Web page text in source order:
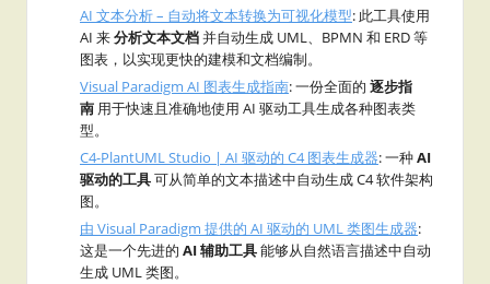
AI 文本分析 – 自动将文本转换为可视化模型: 此工具使用
AI 来分析文本文档并自动生成 UML、BPMN 和 ERD 等
图表，以实现更快的建模和文档编制。
Visual Paradigm AI 图表生成指南: 一份全面的 逐步指
南 用于快速且准确地使用 AI 驱动工具生成各种图表类
型。
C4-PlantUML Studio | AI 驱动的 C4 图表生成器: 一种AI
驱动的工具可从简单的文本描述中自动生成 C4 软件架构
图。
由 Visual Paradigm 提供的 AI 驱动的 UML 类图生成器:
这是一个先进的 AI 辅助工具能够从自然语言描述中自动
生成 UML 类图。